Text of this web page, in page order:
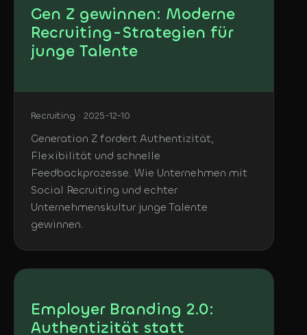
Gen Z gewinnen: Moderne
Recruiting-Strategien für
junge Talente
Recruiting · 2025-12-10
Generation Z fordert Authentizität,
Flexibilität und schnelle
Feedbackprozesse. Wie Unternehmen mit
Social Recruiting und echter
Unternehmenskultur junge Talente
gewinnen.
Employer Branding 2.0:
Authentizität statt